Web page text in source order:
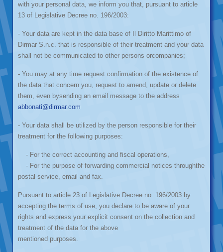
with your personal data, we inform you that, pursuant to article
13 of Legislative Decree no. 196/2003:
- Your data are kept in the data base of Il Diritto Marittimo of
Dirmar S.n.c. that is responsible of their treatment and your data
shall not be communicated to other persons orcompanies;
- You may at any time request confirmation of the existence of
the data that concern you, request to amend, update or delete
them, even bysending an email message to the address
abbonati@dirmar.com
- Your data shall be utilized by the person responsible for their
treatment for the following purposes:
- For the correct accounting and fiscal operations,
- For the purpose of forwarding commercial notices throughthe
postal service, email and fax.
Pursuant to article 23 of Legislative Decree no. 196/2003 by
accepting the terms of use, you declare to be aware of your
rights and express your explicit consent on the collection and
treatment of the data for the above
mentioned purposes.